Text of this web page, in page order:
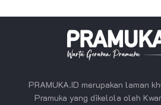
PRAMUKA.ID merupakan laman
Pramuka yang dikelola oleh